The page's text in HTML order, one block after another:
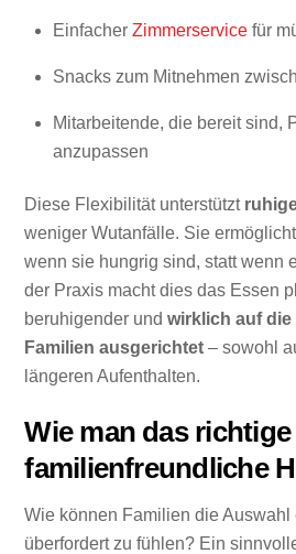
Einfacher Zimmerservice für
Snacks zum Mitnehmen
Mitarbeitende, die bereit sind,
anzupassen
Diese Flexibilität unterstützt
weniger Wutanfälle. Sie
wenn sie hungrig sind, statt wenn
der Praxis macht dies das Essen
beruhigender undwirklich auf
Familien ausgerichtet – sowohl
längeren Aufenthalten.
Wie man das richtige
familienfreundliche
Wie können Familien die
überfordert zu fühlen? Ein